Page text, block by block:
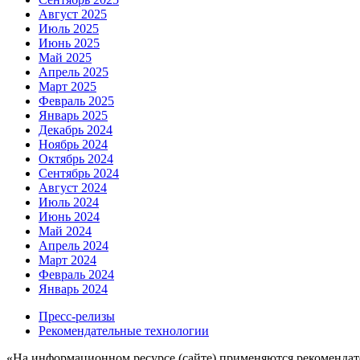
Август 2025
Июль 2025
Июнь 2025
Май 2025
Апрель 2025
Март 2025
Февраль 2025
Январь 2025
Декабрь 2024
Ноябрь 2024
Октябрь 2024
Сентябрь 2024
Август 2024
Июль 2024
Июнь 2024
Май 2024
Апрель 2024
Март 2024
Февраль 2024
Январь 2024
Пресс-релизы
Рекомендательные технологии